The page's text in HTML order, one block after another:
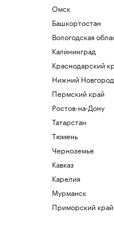
Омск
Башкортостан
Вологодская
Калининград
Краснодарский
Нижний Новгород
Пермский край
Ростов-на-Дону
Татарстан
Тюмень
Черноземье
Кавказ
Карелия
Мурманск
Приморский край